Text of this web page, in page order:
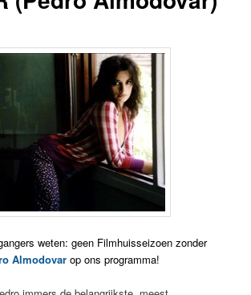
weten: geen Filmhuisseizoen zonder
Almodovar op ons programma!